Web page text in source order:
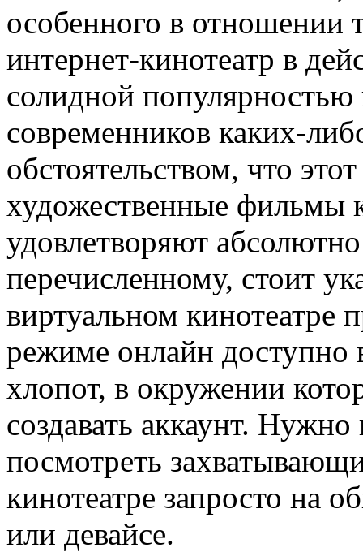
особенного в отношении
интернет-кинотеатр в
солидной
современников каких-
обстоятельством, что
художественные фильмы
удовлетворяют
перечисленному, стоит
виртуальном кинотеатре
режиме онлайн доступно
хлопот, в окружении
создавать аккаунт.
посмотреть
кинотеатре запросто на
или девайсе.